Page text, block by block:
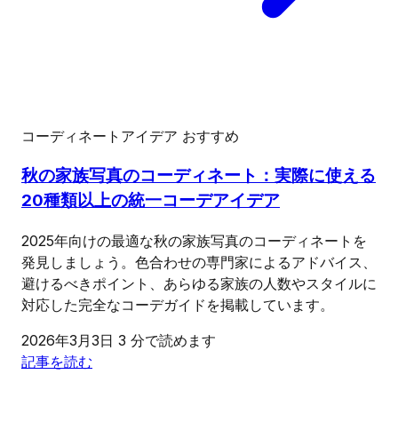
コーディネートアイデア おすすめ
秋の家族写真のコーディネート：実際に使える
20種類以上の統一コーデアイデア
2025年向けの最適な秋の家族写真のコーディネートを
発見しましょう。色合わせの専門家によるアドバイス、
避けるべきポイント、あらゆる家族の人数やスタイルに
対応した完全なコーデガイドを掲載しています。
2026年3月3日 3 分で読めます
記事を読む